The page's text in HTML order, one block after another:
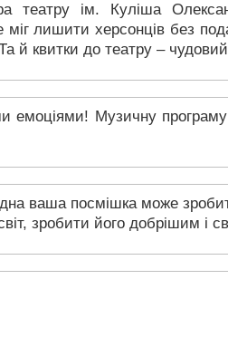
театру ім. Куліша
лишити херсонців без
й квитки до театру –
емоціями! Музичну
ваша посмішка може
зробити його добрішим і